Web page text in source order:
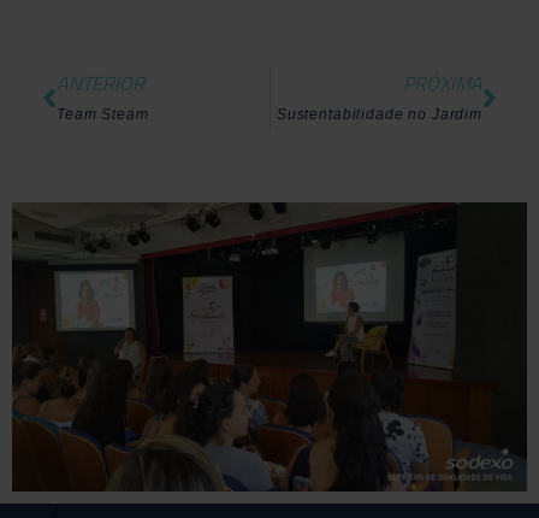
ANTERIOR
Team Steam
PRÓXIMA
Sustentabilidade no Jardim